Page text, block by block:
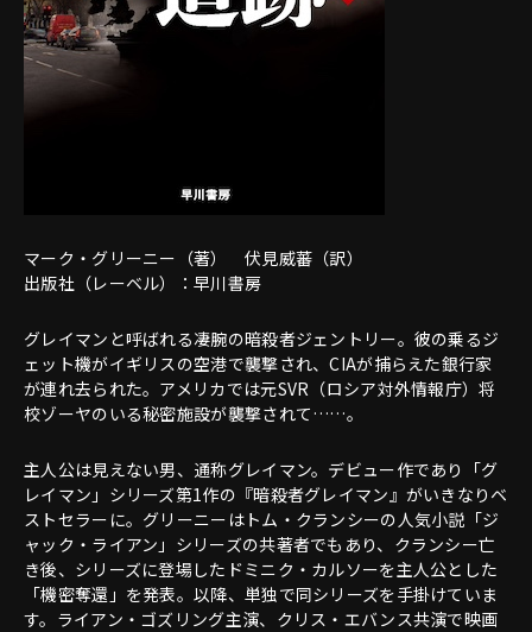
マーク・グリーニー（著） 伏見威蕃（訳）
出版社（レーベル）：早川書房
グレイマンと呼ばれる凄腕の暗殺者ジェントリー。彼の乗るジ
ェット機がイギリスの空港で襲撃され、CIAが捕らえた銀行家
が連れ去られた。アメリカでは元SVR（ロシア対外情報庁）将
校ゾーヤのいる秘密施設が襲撃されて……。
主人公は見えない男、通称グレイマン。デビュー作であり「グ
レイマン」シリーズ第1作の『暗殺者グレイマン』がいきなりベ
ストセラーに。グリーニーはトム・クランシーの人気小説「ジ
ャック・ライアン」シリーズの共著者でもあり、クランシー亡
き後、シリーズに登場したドミニク・カルソーを主人公とした
「機密奪還」を発表。以降、単独で同シリーズを手掛けていま
す。ライアン・ゴズリング主演、クリス・エバンス共演で映画